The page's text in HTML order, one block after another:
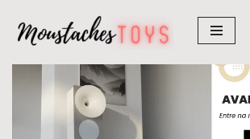
Avançar
para
conteúdo